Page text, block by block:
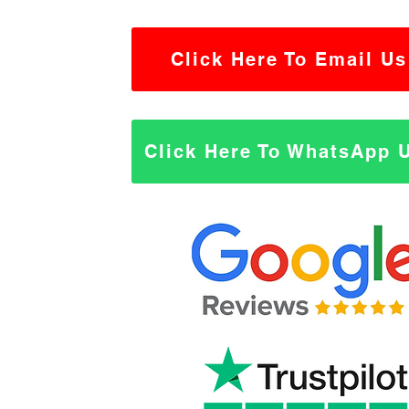
Click Here To Email Us
Click Here To WhatsApp